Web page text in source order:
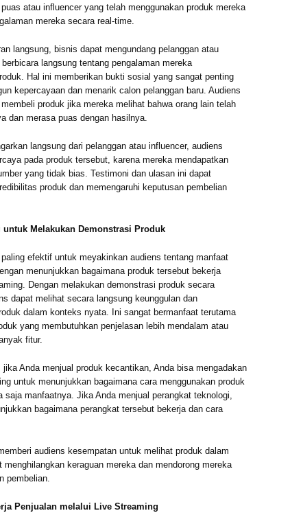
atau influencer yang telah menggunakan produk mereka
mereka secara real-time.
langsung, bisnis dapat mengundang pelanggan atau
langsung tentang pengalaman mereka
Hal ini memberikan bukti sosial yang sangat penting
kepercayaan dan menarik calon pelanggan baru. Audiens
membeli produk jika mereka melihat bahwa orang lain telah
dan merasa puas dengan hasilnya.
langsung dari pelanggan atau influencer, audiens
pada produk tersebut, karena mereka mendapatkan
yang tidak bias. Testimoni dan ulasan ini dapat
produk dan memengaruhi keputusan pembelian
untuk Melakukan Demonstrasi Produk
efektif untuk meyakinkan audiens tentang manfaat
menunjukkan bagaimana produk tersebut bekerja
Dengan melakukan demonstrasi produk secara
dapat melihat secara langsung keunggulan dan
dalam konteks nyata. Ini sangat bermanfaat terutama
yang membutuhkan penjelasan lebih mendalam atau
fitur.
jika Anda menjual produk kecantikan, Anda bisa mengadakan
untuk menunjukkan bagaimana cara menggunakan produk
saja manfaatnya. Jika Anda menjual perangkat teknologi,
bagaimana perangkat tersebut bekerja dan cara
audiens kesempatan untuk melihat produk dalam
menghilangkan keraguan mereka dan mendorong mereka
pembelian.
Penjualan melalui Live Streaming